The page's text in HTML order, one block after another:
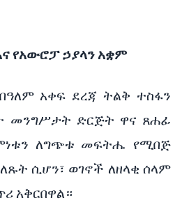
የአውሮፓ ኃያላን አቋም
አቀፍ ደረጃ ትልቅ ተስፋን
መንግሥታት ድርጅት ዋና ጸሐፊ
ለግጭቱ መፍትሔ የሚበጅ
ሲሆን፣ ወገኖች ለዘላቂ ሰላም
አቅርበዋል።